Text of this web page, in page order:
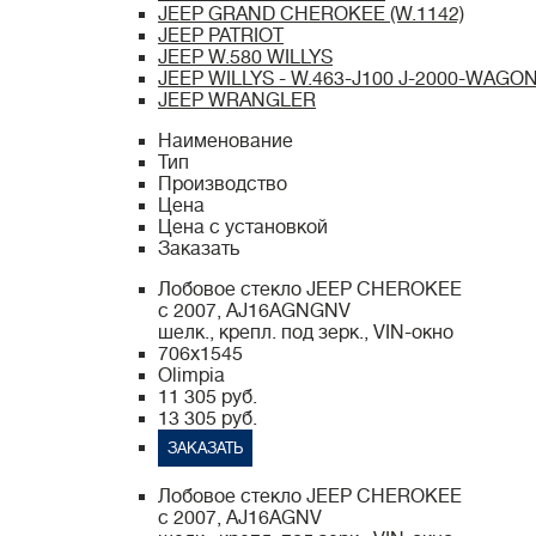
JEEP GRAND CHEROKEE (W.1142)
JEEP PATRIOT
JEEP W.580 WILLYS
JEEP WILLYS - W.463-J100 J-2000-
JEEP WRANGLER
Наименование
Тип
Производство
Цена
Цена c установкой
Заказать
Лобовое стекло JEEP CHEROKEE
с 2007, AJ16AGNGNV
шелк., крепл. под зерк., VIN-окно
706x1545
Olimpia
11 305 руб.
13 305 руб.
ЗАКАЗАТЬ
Лобовое стекло JEEP CHEROKEE
с 2007, AJ16AGNV